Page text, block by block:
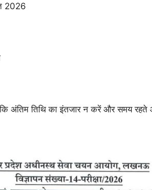
2026
कि अंतिम तिथि का इंतजार न करें और समय